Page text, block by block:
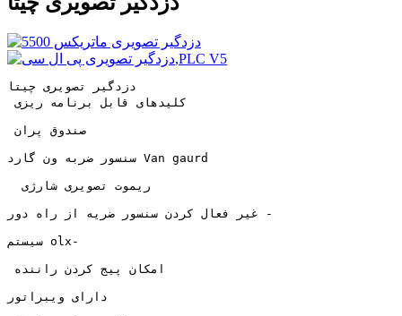
دزدگیر تصویری چیتا
کلیدهای قابل برنامه ریزی
صندوق پران
سنسور ضربه ون گارد Van gaurd
ریموت تصویری شارژی
غیر فعال کردن سنسور ضریه از راه دور -
سیستم olx-
امکان پیج کردن راننده
دارای ویبراتور